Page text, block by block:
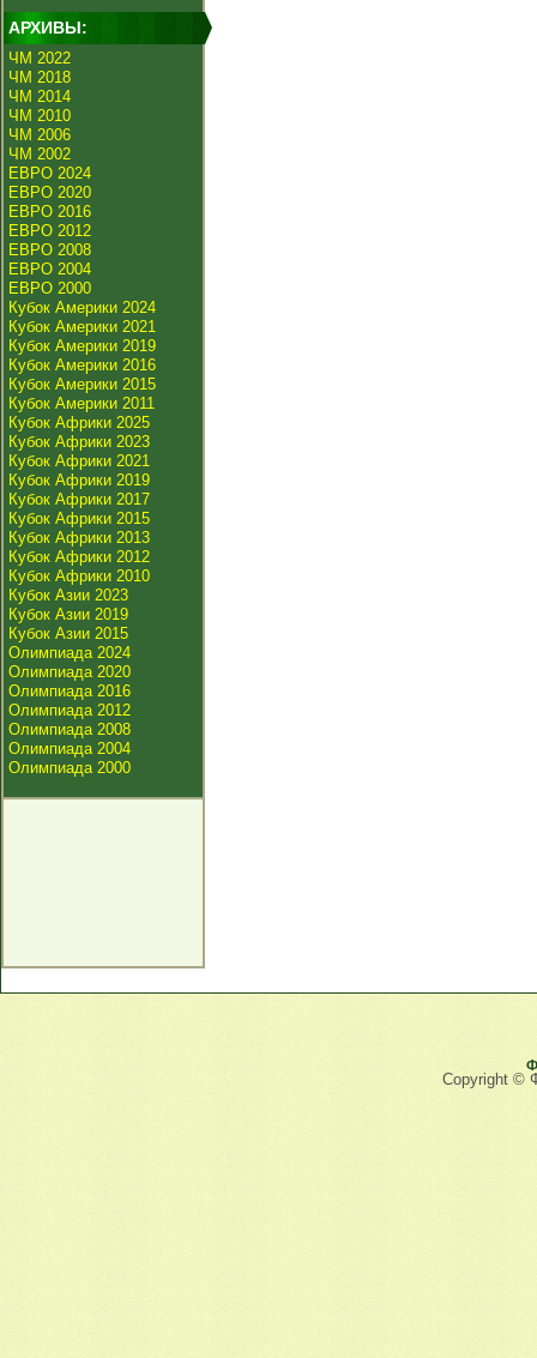
АРХИВЫ:
ЧМ 2022
ЧМ 2018
ЧМ 2014
ЧМ 2010
ЧМ 2006
ЧМ 2002
ЕВРО 2024
ЕВРО 2020
ЕВРО 2016
ЕВРО 2012
ЕВРО 2008
ЕВРО 2004
ЕВРО 2000
Кубок Америки 2024
Кубок Америки 2021
Кубок Америки 2019
Кубок Америки 2016
Кубок Америки 2015
Кубок Америки 2011
Кубок Африки 2025
Кубок Африки 2023
Кубок Африки 2021
Кубок Африки 2019
Кубок Африки 2017
Кубок Африки 2015
Кубок Африки 2013
Кубок Африки 2012
Кубок Африки 2010
Кубок Азии 2023
Кубок Азии 2019
Кубок Азии 2015
Олимпиада 2024
Олимпиада 2020
Олимпиада 2016
Олимпиада 2012
Олимпиада 2008
Олимпиада 2004
Олимпиада 2000
Copyright ©